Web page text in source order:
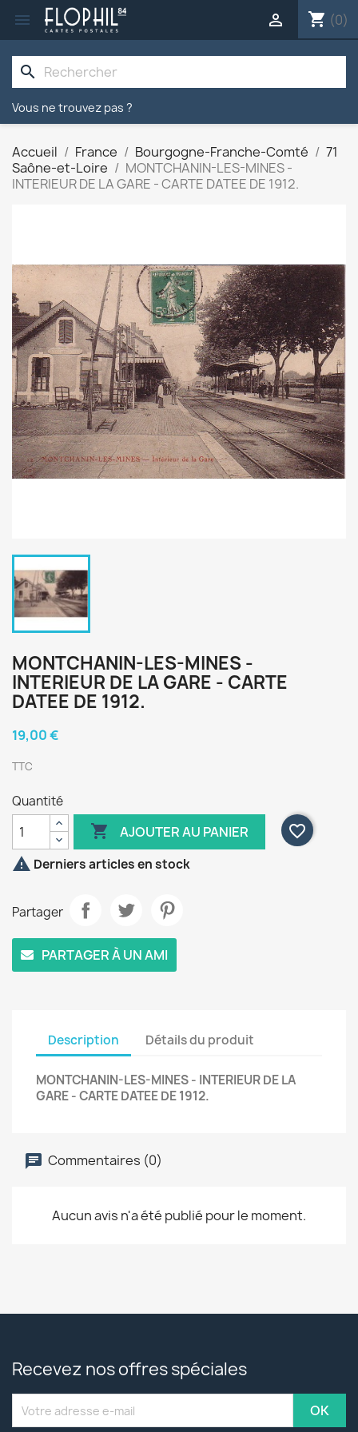
 shopping_cart (0)

search
Vous ne trouvez pas ?
Accueil France Bourgogne-Franche-Comté
71
Saône-et-Loire
MONTCHANIN-LES-MINES -
INTERIEUR DE LA GARE - CARTE DATEE DE 1912.
MONTCHANIN-LES-MINES -
INTERIEUR DE LA GARE - CARTE
DATEE DE 1912.
19,00 €
TTC
Quantité
 AJOUTER AU PANIER
favorite_border
 Derniers articles en stock
Partager
PARTAGER À UN AMI
Description Détails du produit
MONTCHANIN-LES-MINES - INTERIEUR DE LA
GARE - CARTE DATEE DE 1912.
Commentaires (0)
Aucun avis n'a été publié pour le moment.
Recevez nos offres spéciales